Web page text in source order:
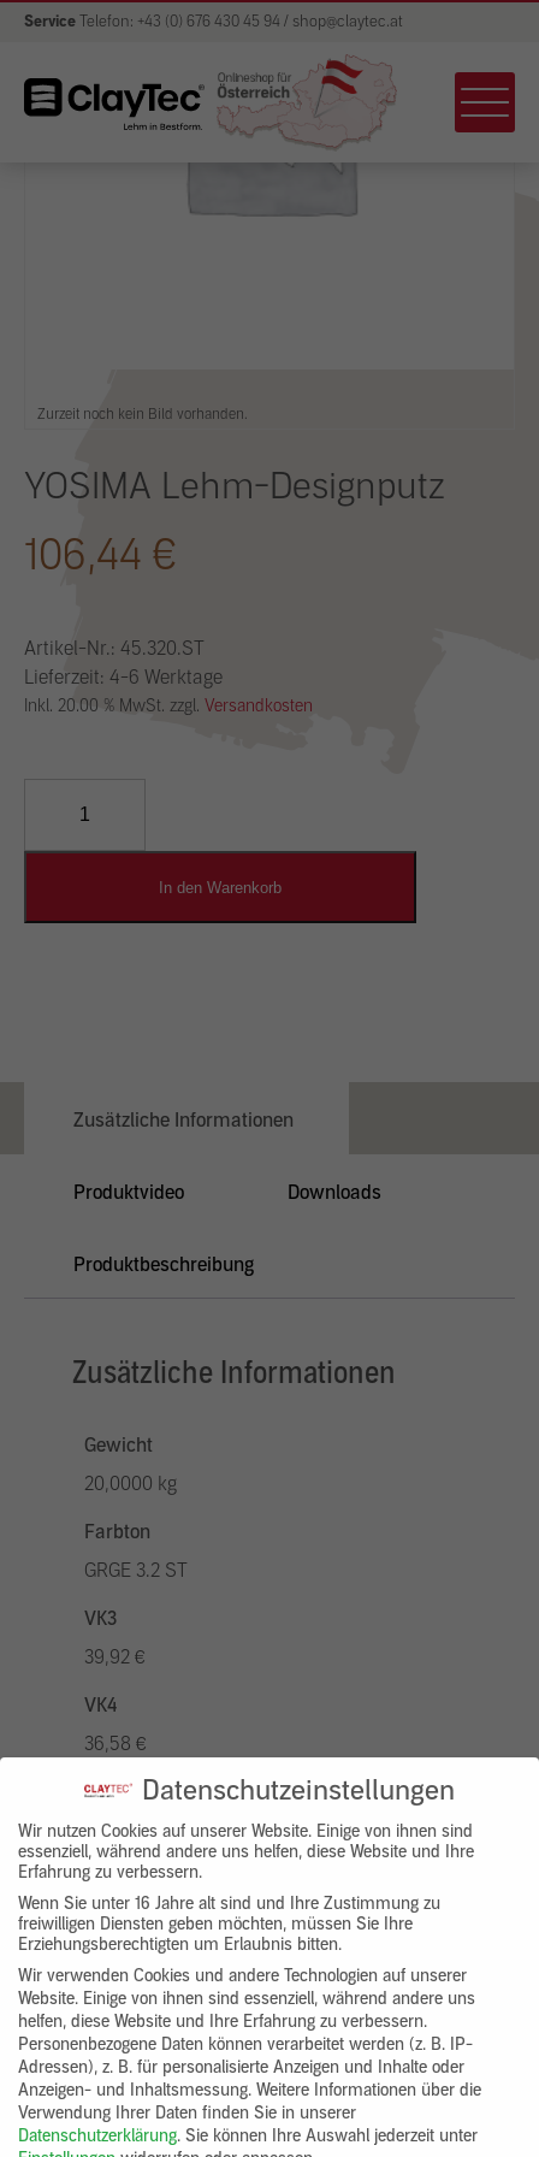
Service Telefon: +43 (0) 676 430 45 94 / shop@claytec.at
Zurzeit noch kein Bild vorhanden.
YOSIMA Lehm-Designputz
106,44 €
Artikel-Nr.: 45.320.ST
Lieferzeit: 4-6 Werktage
Inkl. 20.00 % MwSt. zzgl. Versandkosten
Designputz
In den Warenkorb
Zusätzliche Informationen
Produktvideo Downloads
Produktbeschreibung
Zusätzliche Informationen
Gewicht
20,0000 kg
Farbton
GRGE 3.2 ST
VK3
39,92 €
VK4
36,58 €
VK5
46,56 €
VK7
33,26 €
Gruppenprodukt
yosima_designputz_eimer
Datenschutzeinstellungen
Wir nutzen Cookies auf unserer Website. Einige von ihnen sind
essenziell, während andere uns helfen, diese Website und Ihre
Erfahrung zu verbessern.
Wenn Sie unter 16 Jahre alt sind und Ihre Zustimmung zu
freiwilligen Diensten geben möchten, müssen Sie Ihre
Erziehungsberechtigten um Erlaubnis bitten.
Wir verwenden Cookies und andere Technologien auf unserer
Website. Einige von ihnen sind essenziell, während andere uns
helfen, diese Website und Ihre Erfahrung zu verbessern.
Personenbezogene Daten können verarbeitet werden (z. B. IP-
Adressen), z. B. für personalisierte Anzeigen und Inhalte oder
Anzeigen- und Inhaltsmessung. Weitere Informationen über die
Verwendung Ihrer Daten finden Sie in unserer
Datenschutzerklärung. Sie können Ihre Auswahl jederzeit unter